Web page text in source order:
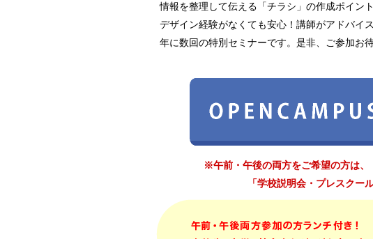
情報を整理して伝える「チラシ」の作成ポイン
デザイン経験がなくても安心！講師がアドバイ
年に数回の特別セミナーです。是非、ご参加お
※午前・午後の両方をご希望の方は、
「学校説明会・プレスクー